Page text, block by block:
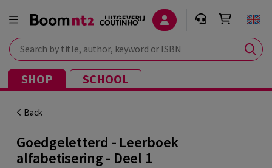
Search by title, author, keyword or ISBN
SHOP SCHOOL
Back
Goedgeletterd - Leerboek
alfabetisering - Deel 1